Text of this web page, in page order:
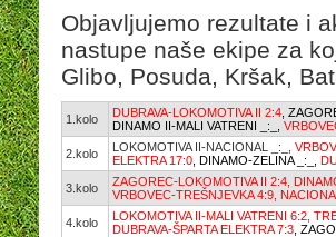
Objavljujemo rezultate i
nastupe naše ekipe za
Glibo, Posuda, Kršak,
1.kolo DUBRAVA-LOKOMOTIVA II 2:4 ,
DINAMO II-MALI VATRENI _:_,
2.kolo LOKOMOTIVA II-NACIONAL _:_,
ELEKTRA 17:0 DINAMO-ZELINA _:_,
3.kolo ZAGOREC-LOKOMOTIVA II 2:4,
VRBOVEC-TREŠNJEVKA 4:9,
4.kolo LOKOMOTIVA II-MALI VATRENI 6:2,
DUBRAVA-ŠPARTA ELEKTRA 7:3 ,